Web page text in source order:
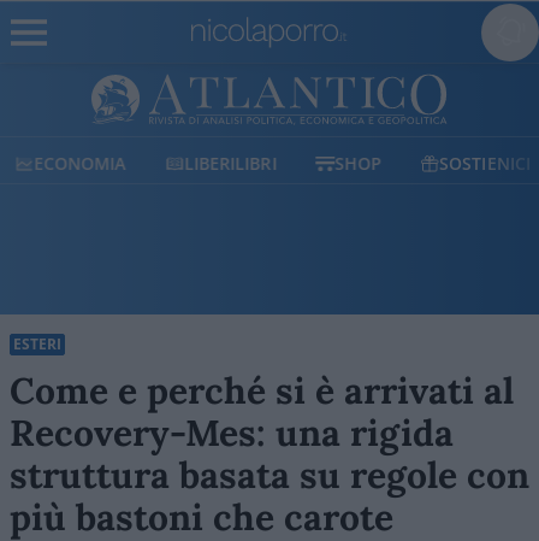
ECONOMIA LIBERILIBRI SHOP SOSTIENICI
ESTERI
Come e perché si è arrivati al
Recovery-Mes: una rigida
struttura basata su regole con
più bastoni che carote